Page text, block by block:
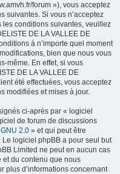
forum »), vous acceptez
suivantes. Si vous n’acceptez
les conditions suivantes, veuillez
DE LA VALLEE DE
à n’importe quel moment
bien que nous vous
même. En effet, si vous
DE LA VALLEE DE
été effectuées, vous acceptez
modifiées et mises à jour.
ci-après par « logiciel
de forum de discussions
2.0 » et qui peut être
Le logiciel phpBB a pour seul but
Limited ne peut en aucun cas
et du contenu que nous
plus d’informations concernant